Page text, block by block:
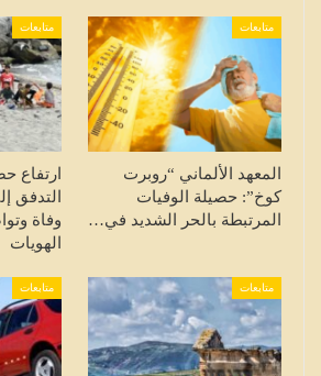
متابعات
المعهد الألماني “روبرت
كوخ”: حصيلة الوفيات
المرتبطة بالحر الشديد في…
متابعات
ارتفاع
وفاة
الهويات
متابعات متابعات